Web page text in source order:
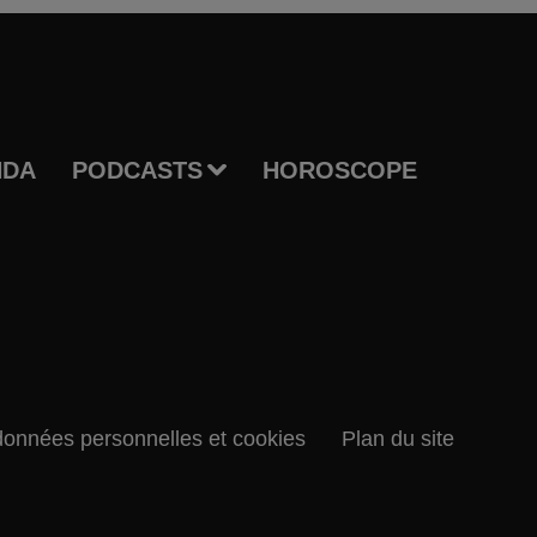
PODCASTS HOROSCOPE
personnelles et cookies Plan du site